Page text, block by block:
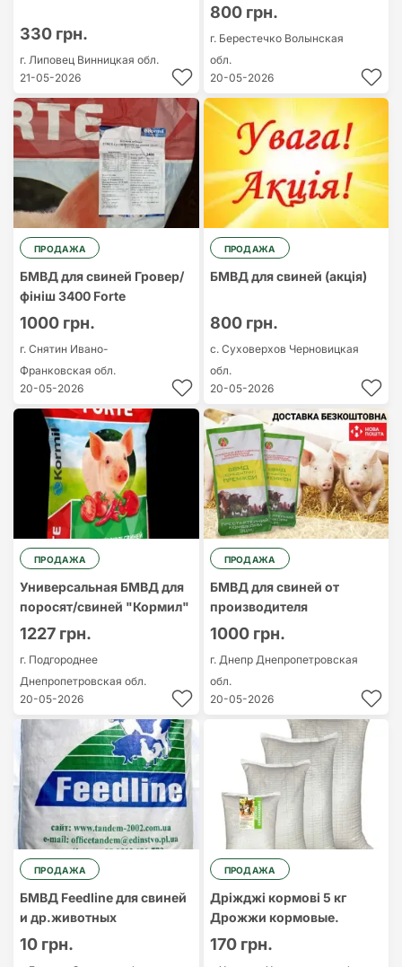
330 грн.
г. Липовец Винницкая обл.
21-05-2026
800 грн.
г. Берестечко Волынская
обл.
20-05-2026
ПРОДАЖА
БМВД для свиней Гровер/
фініш 3400 Forte
1000 грн.
г. Снятин Ивано-
Франковская обл.
20-05-2026
ПРОДАЖА
БМВД для свиней (акція)
800 грн.
с. Суховерхов Черновицкая
обл.
20-05-2026
ПРОДАЖА
Универсальная БМВД для
поросят/свиней "Кормил"
1227 грн.
г. Подгороднее
Днепропетровская обл.
20-05-2026
ПРОДАЖА
БМВД для свиней от
производителя
1000 грн.
г. Днепр Днепропетровская
обл.
20-05-2026
ПРОДАЖА
БМВД Feedline для свиней
и др.животных
10 грн.
ПРОДАЖА
Дріжджі кормові 5 кг
Дрожжи кормовые.
170 грн.